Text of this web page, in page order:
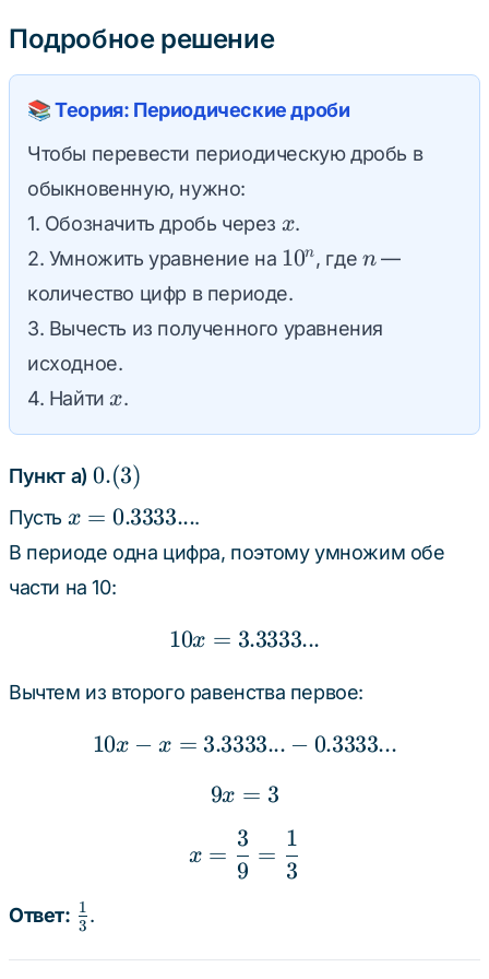
\Rightarrow
x =
\frac{12}
{99} =
{33}
\Rightarrow
99x = 48
\Rightarrow
x =
\frac{48}
{99} =
\frac{16}
Подробное решение
📚 Теория: Периодические дроби
Чтобы перевести периодическую дробь в
обыкновенную, нужно:
1. Обозначить дробь через x
x.
2. Умножить уравнение на 10^n
10n, где n
n—
количество цифр в периоде.
3. Вычесть из полученного уравнения
исходное.
4. Найтиx
x.
Пункт а)0.
(3)
0.(3)
Пусть x =
0.3333...
x = 0.3333....
В периоде одна цифра, поэтому умножим обе
части на 10:
10x = 3.3333...
10x = 3.3333...
Вычтем из второго равенства первое:
10x - x = 3.3333... -
10x − x = 3.3333... − 0.3333...
9x = 3
9x = 3
x = \frac{3}{9} =
x =
9
3
=
3
1
Ответ: \frac{1}
{3}
3
1 .